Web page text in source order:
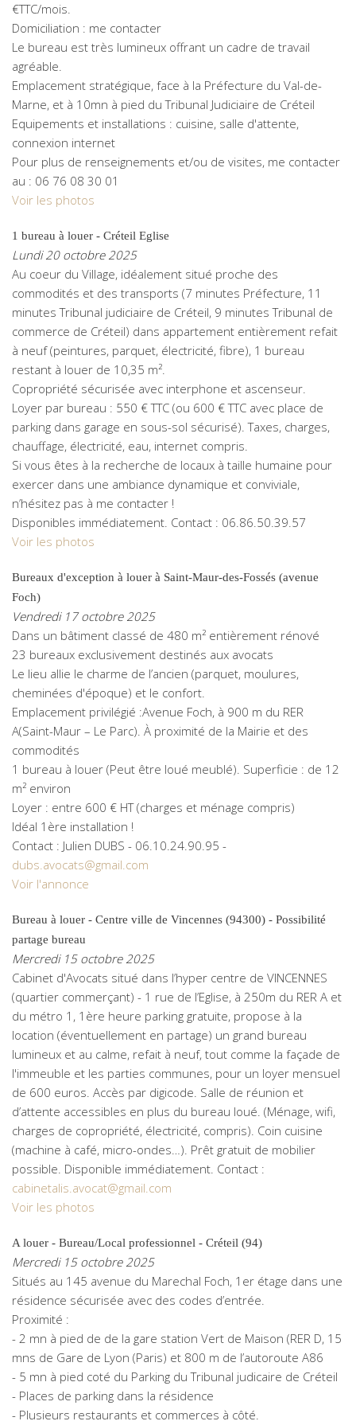
€TTC/mois.
Domiciliation : me contacter
Le bureau est très lumineux offrant un cadre de travail
agréable.
Emplacement stratégique, face à la Préfecture du Val-de-
Marne, et à 10mn à pied du Tribunal Judiciaire de Créteil
Equipements et installations : cuisine, salle d'attente,
connexion internet
Pour plus de renseignements et/ou de visites, me contacter
au : 06 76 08 30 01
Voir les photos
1 bureau à louer - Créteil Eglise
Lundi 20 octobre 2025
Au coeur du Village, idéalement situé proche des
commodités et des transports (7 minutes Préfecture, 11
minutes Tribunal judiciaire de Créteil, 9 minutes Tribunal de
commerce de Créteil) dans appartement entièrement refait
à neuf (peintures, parquet, électricité, fibre), 1 bureau
restant à louer de 10,35 m².
Copropriété sécurisée avec interphone et ascenseur.
Loyer par bureau : 550 € TTC (ou 600 € TTC avec place de
parking dans garage en sous-sol sécurisé). Taxes, charges,
chauffage, électricité, eau, internet compris.
Si vous êtes à la recherche de locaux à taille humaine pour
exercer dans une ambiance dynamique et conviviale,
n’hésitez pas à me contacter !
Disponibles immédiatement. Contact : 06.86.50.39.57
Voir les photos
Bureaux d'exception à louer à Saint-Maur-des-Fossés (avenue
Foch)
Vendredi 17 octobre 2025
Dans un bâtiment classé de 480 m² entièrement rénové
23 bureaux exclusivement destinés aux avocats
Le lieu allie le charme de l’ancien (parquet, moulures,
cheminées d'époque) et le confort.
Emplacement privilégié :Avenue Foch, à 900 m du RER
A(Saint-Maur – Le Parc). À proximité de la Mairie et des
commodités
1 bureau à louer (Peut être loué meublé). Superficie : de 12
m² environ
Loyer : entre 600 € HT (charges et ménage compris)
Idéal 1ère installation !
Contact : Julien DUBS - 06.10.24.90.95 -
dubs.avocats@gmail.com
Voir l'annonce
Bureau à louer - Centre ville de Vincennes (94300) - Possibilité
partage bureau
Mercredi 15 octobre 2025
Cabinet d'Avocats situé dans l’hyper centre de VINCENNES
(quartier commerçant) - 1 rue de l’Eglise, à 250m du RER A et
du métro 1, 1ère heure parking gratuite, propose à la
location (éventuellement en partage) un grand bureau
lumineux et au calme, refait à neuf, tout comme la façade de
l'immeuble et les parties communes, pour un loyer mensuel
de 600 euros. Accès par digicode. Salle de réunion et
d’attente accessibles en plus du bureau loué. (Ménage, wifi,
charges de copropriété, électricité, compris). Coin cuisine
(machine à café, micro-ondes…). Prêt gratuit de mobilier
possible. Disponible immédiatement. Contact :
cabinetalis.avocat@gmail.com
Voir les photos
A louer - Bureau/Local professionnel - Créteil (94)
Mercredi 15 octobre 2025
Situés au 145 avenue du Marechal Foch, 1er étage dans une
résidence sécurisée avec des codes d’entrée.
Proximité :
- 2 mn à pied de de la gare station Vert de Maison (RER D, 15
mns de Gare de Lyon (Paris) et 800 m de l’autoroute A86
- 5 mn à pied coté du Parking du Tribunal judicaire de Créteil
- Places de parking dans la résidence
- Plusieurs restaurants et commerces à côté.